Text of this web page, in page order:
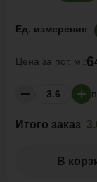
Ед. измерения
Цена за пог. м.:
Итого заказ
В